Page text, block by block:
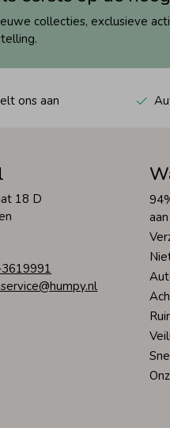
collecties, exclusieve
ons aan
18 D
aan